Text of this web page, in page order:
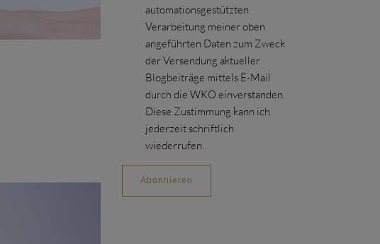
automationsgestützten
Verarbeitung meiner oben
angeführten Daten zum Zweck
der Versendung aktueller
Blogbeiträge mittels E-Mail
durch die WKO einverstanden.
Diese Zustimmung kann ich
jederzeit schriftlich
wiederrufen.
Abonnieren